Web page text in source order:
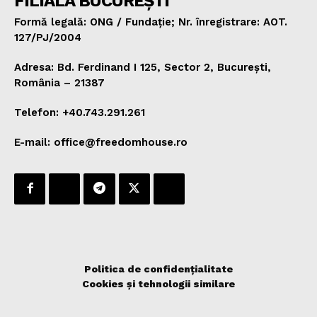
Formă legală: ONG / Fundație; Nr. înregistrare: AOT.
127/PJ/2004
Adresa: Bd. Ferdinand I 125, Sector 2, București,
România – 21387
Telefon: +40.743.291.261
E-mail: office@freedomhouse.ro
Politica de confidențialitate
Cookies și tehnologii similare